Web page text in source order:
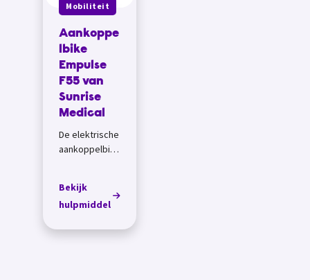
Mobiliteit
Aankoppe
lbike
Empulse
F55 van
Sunrise
Medical
De elektrische
aankoppelbike
Medical
koppel je aan
Bekijk
hulpmiddel